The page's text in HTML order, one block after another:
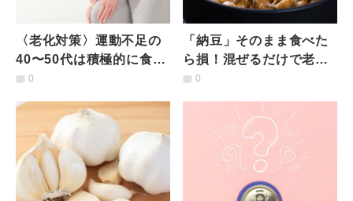
〈老化対策〉運動不足の
40〜50代は積極的に食べ
て！筋肉の老化を止める
0
「納豆」そのまま食べた
ら損！混ぜるだけで老化
防止になる意外な調味料
0